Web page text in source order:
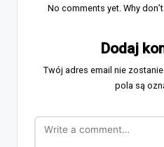
No comments yet. Why
Dodaj
Twój adres email nie
pola są